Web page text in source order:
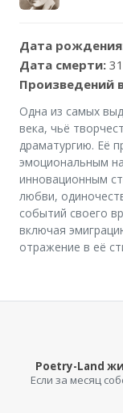
Дата
Дата смерти:
Произведений
Одна из самых
века, чьё
драматургию. Её
эмоциональным
инновационным
любви,
событий своего
включая
отражение в её
Poetry-Land
Если за месяц